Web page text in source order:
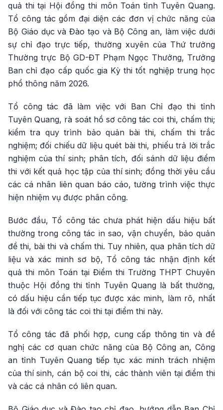
quả thi tại Hội đồng thi môn Toán tỉnh Tuyên Quang.
Tổ công tác gồm đại diện các đơn vị chức năng của
Bộ Giáo dục và Đào tạo và Bộ Công an, làm việc dưới
sự chỉ đạo trực tiếp, thường xuyên của Thứ trưởng
Thường trực Bộ GD-ĐT Phạm Ngọc Thưởng, Trưởng
Ban chỉ đạo cấp quốc gia Kỳ thi tốt nghiệp trung học
phổ thông năm 2026.
Tổ công tác đã làm việc với Ban Chỉ đạo thi tỉnh
Tuyên Quang, rà soát hồ sơ công tác coi thi, chấm thi;
kiểm tra quy trình bảo quản bài thi, chấm thi trắc
nghiệm; đối chiếu dữ liệu quét bài thi, phiếu trả lời trắc
nghiệm của thí sinh; phân tích, đối sánh dữ liệu điểm
thi với kết quả học tập của thí sinh; đồng thời yêu cầu
các cá nhân liên quan báo cáo, tường trình việc thực
hiện nhiệm vụ được phân công.
Bước đầu, Tổ công tác chưa phát hiện dấu hiệu bất
thường trong công tác in sao, vận chuyển, bảo quản
đề thi, bài thi và chấm thi. Tuy nhiên, qua phân tích dữ
liệu và xác minh sơ bộ, Tổ công tác nhận định kết
quả thi môn Toán tại Điểm thi Trường THPT Chuyên
thuộc Hội đồng thi tỉnh Tuyên Quang là bất thường,
có dấu hiệu cần tiếp tục được xác minh, làm rõ, nhất
là đối với công tác coi thi tại điểm thi này.
Tổ công tác đã phối hợp, cung cấp thông tin và đề
nghị các cơ quan chức năng của Bộ Công an, Công
an tỉnh Tuyên Quang tiếp tục xác minh trách nhiệm
của thí sinh, cán bộ coi thi, các thành viên tại điểm thi
và các cá nhân có liên quan.